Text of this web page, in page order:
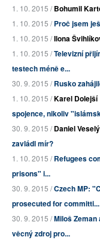
1. 10. 2015 /Bohumil
1. 10. 2015 /Proč jsem
1. 10. 2015 /Ilona
1. 10. 2015 /Televizní
testech méně e...
30. 9. 2015 /Rusko
1. 10. 2015 /Karel Dolejší
spojence, nikoliv
30. 9. 2015 /Daniel Veselý
zavládl mír?
1. 10. 2015 /Refugees
prisons" i...
30. 9. 2015 /Czech MP:
prosecuted for committi...
30. 9. 2015 /Miloš
věcný zdroj pro...